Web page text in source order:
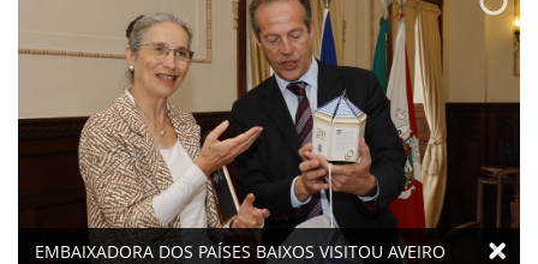
EMBAIXADORA DOS PAÍSES BAIXOS VISITOU AVEIRO